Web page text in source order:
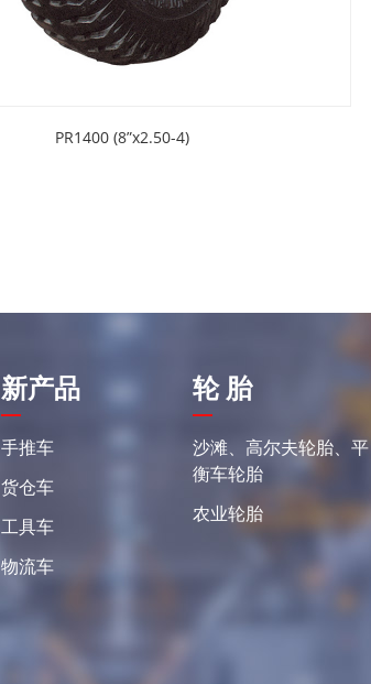
PR1400 (8”x2.50-4)
新产品
手推车
货仓车
工具车
物流车
轮 胎
沙滩、高尔夫轮胎、平
衡车轮胎
农业轮胎